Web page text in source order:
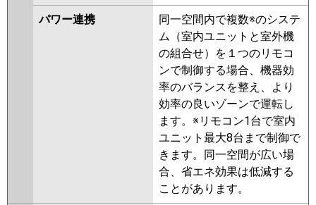
ERMP80KL4
PCZ-ERMP80K4
PCZ-HRMP80K3 PCZ-
HRMP80KL3 PCZ-ERMP80K3
PCZ-ERMP80KL3
PCZ-
HRMP80H2 PCZ-HRMP80K2
PCZ-HRMP80KL2 PCZ-
ERMP80H2 PCZ-ERMP80K2
PCZ-ERMP80KL2 PCZ-
HRMP80HZ PCZ-HRMP80KZ
PCZ-HRMP80KLZ PCZ-
ERMP80HZ
PCZ-ERMP80KZ
PCZ-ERMP80KLZ PCZ-
パワー連携
同一空間内で複数※のシステ
ム（室内ユニットと室外機
の組合せ）を１つのリモコ
ンで制御する場合、機器効
率のバランスを整え、より
効率の良いゾーンで運転し
ます。※リモコン1台で室内
ユニット最大8台まで制御で
きます。同一空間が広い場
合、省エネ効果は低減する
ことがあります。